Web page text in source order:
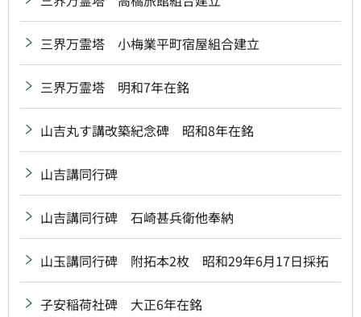
三界万霊塔 小梅業平町宿屋組合建立
三界万霊塔 明和7年在銘
山吉丸す講改築紀念碑 昭和8年在銘
山吉講同行碑
山吉講同行碑 石崎甚兵衛他奉納
山玉講同行碑 附拓本2枚 昭和29年6月17日採拓
子安稲荷社碑 大正6年在銘